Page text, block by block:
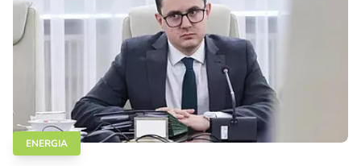
ENERGIA